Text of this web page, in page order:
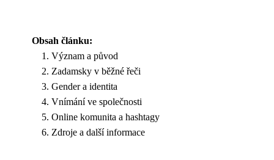
Obsah článku:
Význam a původ
Zadamsky v běžné řeči
Gender a identita
Vnímání ve společnosti
Online komunita a hashtagy
Zdroje a další informace